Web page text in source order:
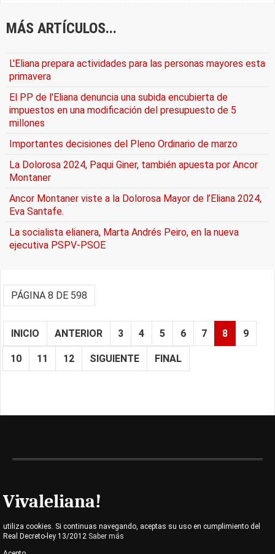
MÁS ARTÍCULOS...
L'Eliana prepara actividades para las personas mayores esta
primavera
El PP de l'Eliana denuncia una subida encubierta de
impuestos en una modificación del presupuesto de 5
millones
Importantes decisiones del Pleno Ordinario de marzo
La Dolorosa 2024, Paqui Giner, también apuesta por Ancor
Montaner
Ancor Montaner viste a la Dolorosa Mayor de l’Eliana 2024,
Eva Santafe.
La socialista elianera, Marta Andrés Peiro, en la nueva
ejecutiva PSPV-PSOE
PÁGINA 8 DE 598
INICIO ANTERIOR 3 4 5 6 7 8 9
10 11 12 SIGUIENTE FINAL
Vivaleliana!
utiliza cookies. Si continuas navegando, aceptas su uso en cumplimiento del
Real Decreto-ley 13/2012 Saber más